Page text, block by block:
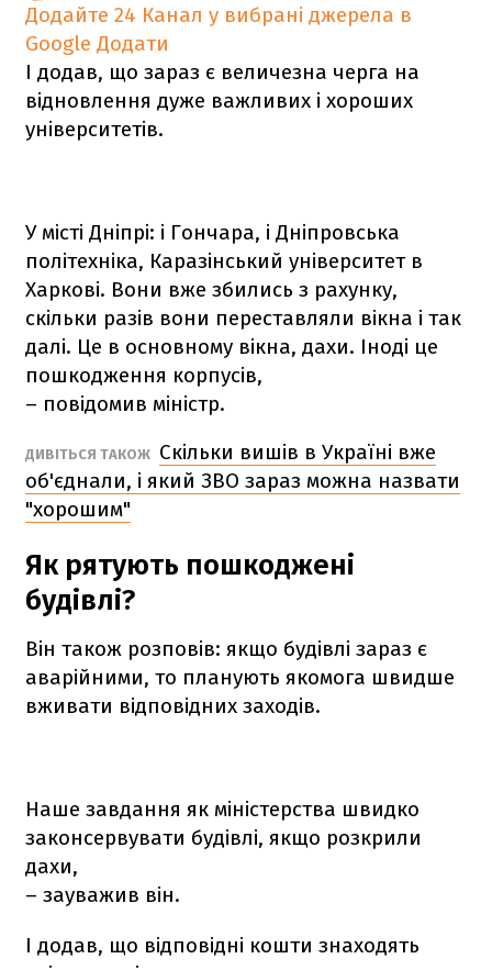
Додайте 24 Канал у вибрані джерела в
Google Додати
І додав, що зараз є величезна черга на
відновлення дуже важливих і хороших
університетів.
У місті Дніпрі: і Гончара, і Дніпровська
політехніка, Каразінський університет в
Харкові. Вони вже збились з рахунку,
скільки разів вони переставляли вікна і так
далі. Це в основному вікна, дахи. Іноді це
пошкодження корпусів,
– повідомив міністр.
ДИВІТЬСЯ ТАКОЖ Скільки вишів в Україні вже
об'єднали, і який ЗВО зараз можна назвати
"хорошим"
Як рятують пошкоджені
будівлі?
Він також розповів: якщо будівлі зараз є
аварійними, то планують якомога швидше
вживати відповідних заходів.
Наше завдання як міністерства швидко
законсервувати будівлі, якщо розкрили
дахи,
– зауважив він.
І додав, що відповідні кошти знаходять